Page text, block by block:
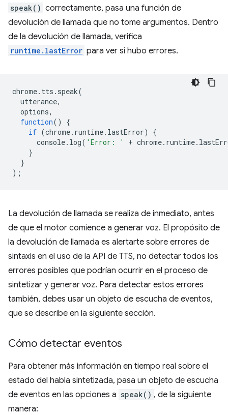
speak() correctamente, pasa una función de
devolución de llamada que no tome argumentos. Dentro
de la devolución de llamada, verifica
runtime.lastError para ver si hubo errores.
chrome. tts . speak(
utterance,
options,
function()
{
if (chrome. runtime. lastError)
{
console. log( 'Error: ' + chrome. runtime.
}
}
);
La devolución de llamada se realiza de inmediato, antes
de que el motor comience a generar voz. El propósito de
la devolución de llamada es alertarte sobre errores de
sintaxis en el uso de la API de TTS, no detectar todos los
errores posibles que podrían ocurrir en el proceso de
sintetizar y generar voz. Para detectar estos errores
también, debes usar un objeto de escucha de eventos,
que se describe en la siguiente sección.
Cómo detectar eventos
Para obtener más información en tiempo real sobre el
estado del habla sintetizada, pasa un objeto de escucha
de eventos en las opciones a speak() , de la siguiente
manera: